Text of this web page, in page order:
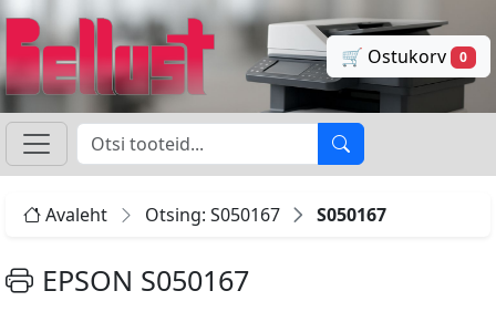
🛒 Ostukorv 0
Avaleht Otsing: S050167 S050167
EPSON S050167